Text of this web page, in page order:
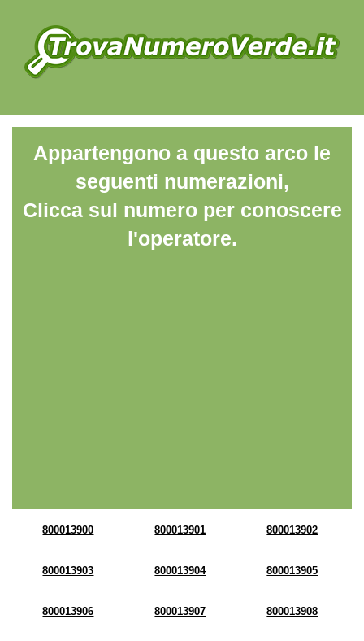
Appartengono a questo arco le
seguenti numerazioni,
Clicca sul numero per conoscere
l'operatore.
800013900 800013901 800013902
800013903 800013904 800013905
800013906 800013907 800013908